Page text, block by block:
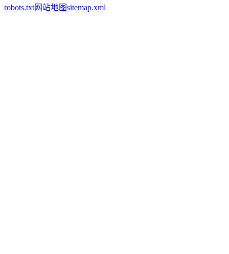
robots.txt网站地图sitemap.xml